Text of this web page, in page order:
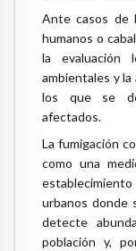
Ante casos de
humanos o
la evaluación
ambientales y
los que se
afectados.
La fumigación
como una
urbanos donde
detecte
población y,